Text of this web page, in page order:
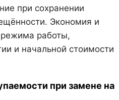
при сохранении
Экономия и
режима работы,
и начальной стоимости
при замене на